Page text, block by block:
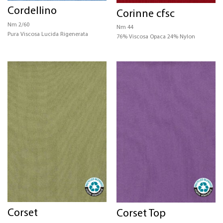
CERTIFICAZIONI
STRUTTURA
Cordellino
Nm 2/60
Pura Viscosa Lucida Rigenerata
Corinne cfsc
Nm 44
76% Viscosa Opaca 24% Nylon
Corset Corset Top